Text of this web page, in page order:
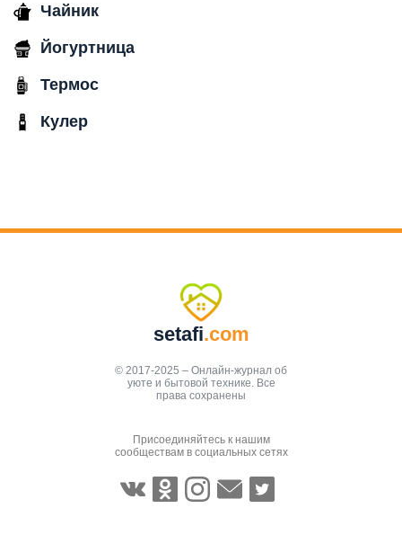
Чайник
Йогуртница
Термос
Кулер
setafi.com
© 2017-2025 – Онлайн-журнал об
уюте и бытовой технике. Все
права сохранены
Присоединяйтесь к нашим
сообществам в социальных сетях